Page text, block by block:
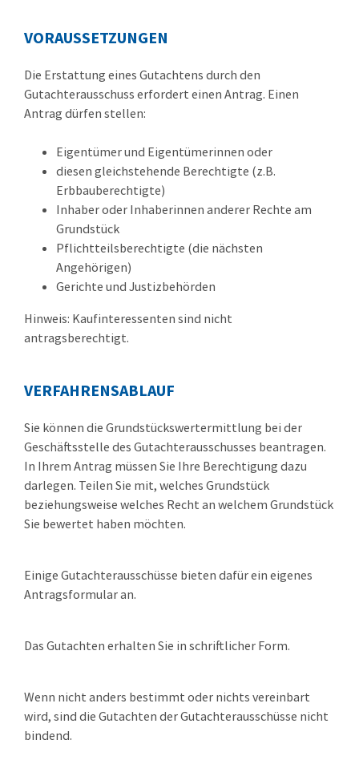
VORAUSSETZUNGEN
Die Erstattung eines Gutachtens durch den
Gutachterausschuss erfordert einen Antrag. Einen
Antrag dürfen stellen:
Eigentümer und Eigentümerinnen oder
diesen gleichstehende Berechtigte (z.B.
Erbbauberechtigte)
Inhaber oder Inhaberinnen anderer Rechte am
Grundstück
Pflichtteilsberechtigte (die nächsten
Angehörigen)
Gerichte und Justizbehörden
Hinweis: Kaufinteressenten sind nicht
antragsberechtigt.
VERFAHRENSABLAUF
Sie können die Grundstückswertermittlung bei der
Geschäftsstelle des Gutachterausschusses beantragen.
In Ihrem Antrag müssen Sie Ihre Berechtigung dazu
darlegen. Teilen Sie mit, welches Grundstück
beziehungsweise welches Recht an welchem Grundstück
Sie bewertet haben möchten.
Einige Gutachterausschüsse bieten dafür ein eigenes
Antragsformular an.
Das Gutachten erhalten Sie in schriftlicher Form.
Wenn nicht anders bestimmt oder nichts vereinbart
wird, sind die Gutachten der Gutachterausschüsse nicht
bindend.